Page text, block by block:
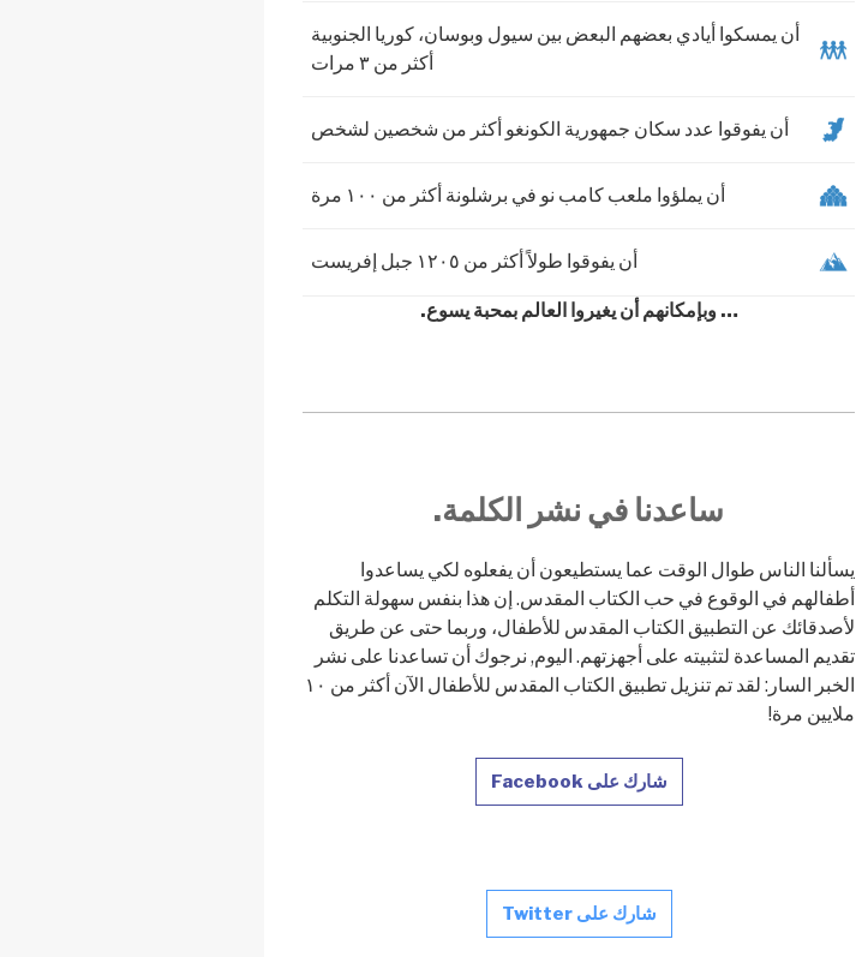
أن يمسكوا أيادي بعضهم البعض بين سيول وبوسان، كوريا الجنوبية
أكثر من ٣ مرات
أن يفوقوا عدد سكان جمهورية الكونغو أكثر من شخصين لشخص
أن يملؤوا ملعب كامب نو في برشلونة أكثر من ١٠٠ مرة
أن يفوقوا طولاً أكثر من ١٢٠٥ جبل إفريست
… وبإمكانهم أن يغيروا العالم بمحبة يسوع.
ساعدنا في نشر الكلمة.
يسألنا الناس طوال الوقت عما يستطيعون أن يفعلوه لكي يساعدوا
أطفالهم في الوقوع في حب الكتاب المقدس. إن هذا بنفس سهولة التكلم
لأصدقائك عن التطبيق الكتاب المقدس للأطفال، وربما حتى عن طريق
تقديم المساعدة لتثبيته على أجهزتهم. اليوم, نرجوك أن تساعدنا على نشر
الخبر السار: لقد تم تنزيل تطبيق الكتاب المقدس للأطفال الآن أكثر من ١٠
ملايين مرة!
شارك على Facebook
شارك على Twitter